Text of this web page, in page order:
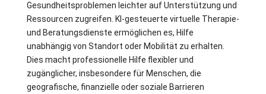
Gesundheitsproblemen leichter auf Unterstützung und
Ressourcen zugreifen. KI-gesteuerte virtuelle Therapie-
und Beratungsdienste ermöglichen es, Hilfe
unabhängig von Standort oder Mobilität zu erhalten.
Dies macht professionelle Hilfe flexibler und
zugänglicher, insbesondere für Menschen, die
geografische, finanzielle oder soziale Barrieren